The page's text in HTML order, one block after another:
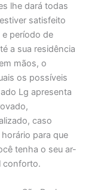
lhe dará todas
satisfeito
período de
a sua residência
mãos, o
os possíveis
Lg apresenta
caso
para que
tenha o seu ar-
conforto.